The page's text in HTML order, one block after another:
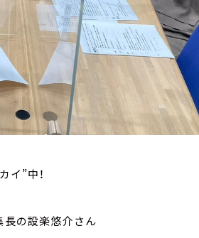
イ”中！
長の設楽悠介さん